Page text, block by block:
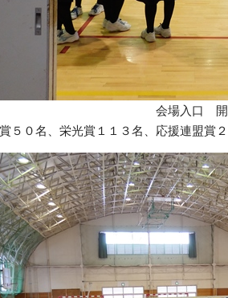
会場入口 開
５０名、栄光賞１１３名、応援連盟賞２